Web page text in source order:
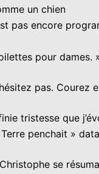
un chien
pas encore
pour dames.
pas.
tristesse que
penchait »
se